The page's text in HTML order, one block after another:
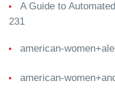
A Guide to
231
american-
american-